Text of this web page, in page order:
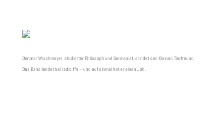
Dietmar Wischmeyer, studierter Philosoph und Germanist, er ndet den Kleinen Tierfreund.
Das Band landet bei radio ffn – und auf einmal hat er einen Job.